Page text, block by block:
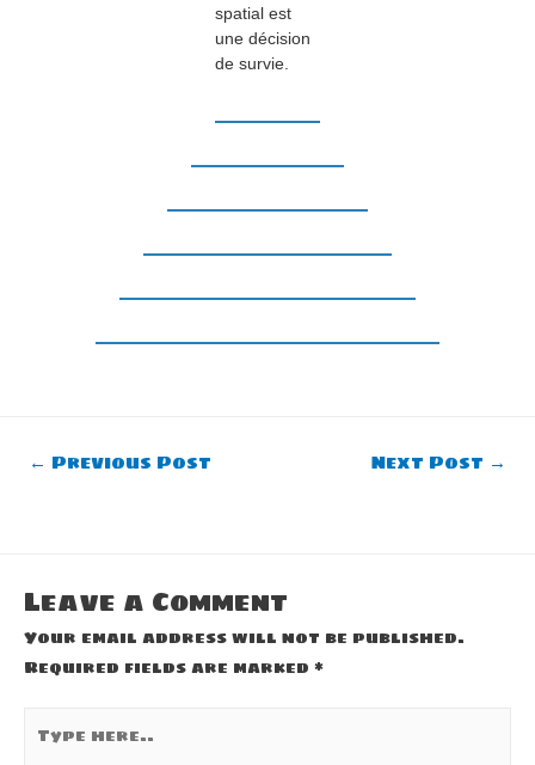
spatial est
une décision
de survie.
Post
← Previous Post Next Post →
Leave a Comment
Your email address will not be published.
Required fields are marked *
here..